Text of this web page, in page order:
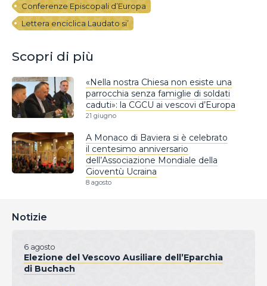
Conferenze Episcopali d’Europa
Lettera enciclica Laudato si’
Scopri di più
«Nella nostra Chiesa non esiste una
parrocchia senza famiglie di soldati
caduti»: la CGCU ai vescovi d’Europa
21 giugno
A Monaco di Baviera si è celebrato
il centesimo anniversario
dell’Associazione Mondiale della
Gioventù Ucraina
8 agosto
Notizie
6 agosto
Elezione del Vescovo Ausiliare dell’Eparchia
di Buchach